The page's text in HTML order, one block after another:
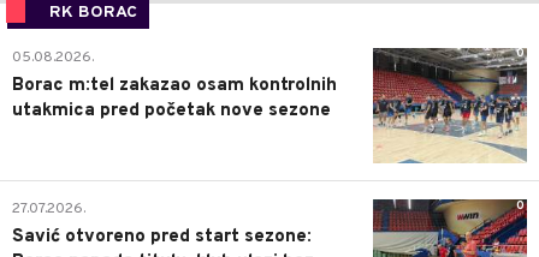
RK BORAC
0
05.08.2026.
Borac m:tel zakazao osam kontrolnih
utakmica pred početak nove sezone
0
27.07.2026.
Savić otvoreno pred start sezone: